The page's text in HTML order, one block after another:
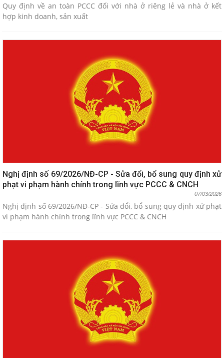
Quy định về an toàn PCCC đối với nhà ở riêng lẻ và nhà ở kết
hợp kinh doanh, sản xuất
Nghị định số 69/2026/NĐ-CP - Sửa đổi, bổ sung quy định xử
phạt vi phạm hành chính trong lĩnh vực PCCC & CNCH
07/03/2026
Nghị định số 69/2026/NĐ-CP - Sửa đổi, bổ sung quy định xử phạt
vi phạm hành chính trong lĩnh vực PCCC & CNCH